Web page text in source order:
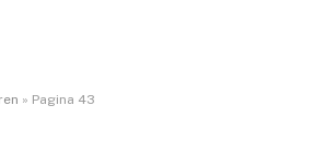
» Pagina 43